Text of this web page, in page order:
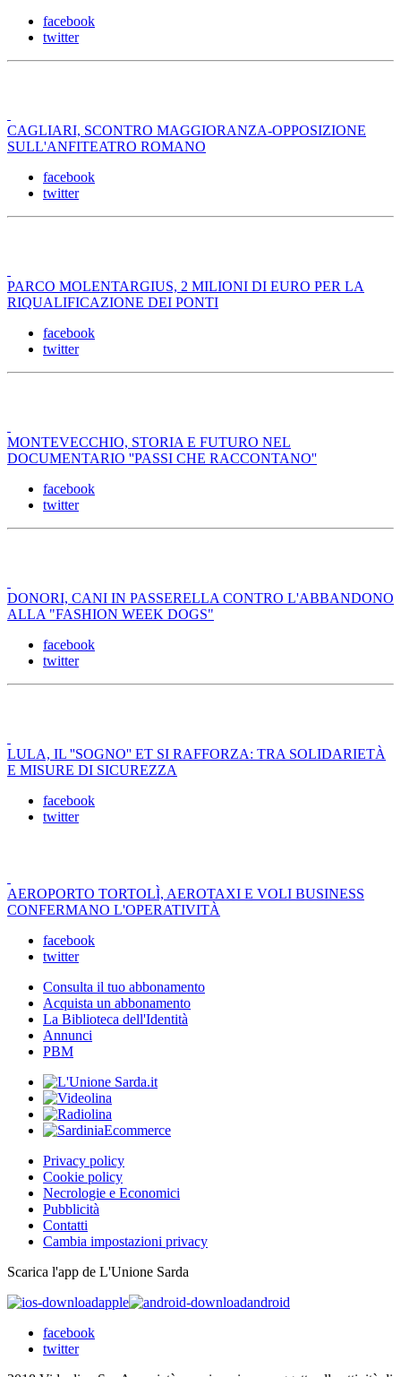
facebook
twitter
CAGLIARI, SCONTRO MAGGIORANZA-OPPOSIZIONE
SULL'ANFITEATRO ROMANO
facebook
twitter
PARCO MOLENTARGIUS, 2 MILIONI DI EURO PER LA
RIQUALIFICAZIONE DEI PONTI
facebook
twitter
MONTEVECCHIO, STORIA E FUTURO NEL
DOCUMENTARIO ''PASSI CHE RACCONTANO''
facebook
twitter
DONORI, CANI IN PASSERELLA CONTRO L'ABBANDONO
ALLA "FASHION WEEK DOGS"
facebook
twitter
LULA, IL ''SOGNO'' ET SI RAFFORZA: TRA SOLIDARIETÀ
E MISURE DI SICUREZZA
facebook
twitter
AEROPORTO TORTOLÌ, AEROTAXI E VOLI BUSINESS
CONFERMANO L'OPERATIVITÀ
facebook
twitter
Consulta il tuo abbonamento
Acquista un abbonamento
La Biblioteca dell'Identità
Annunci
PBM
Privacy policy
Cookie policy
Necrologie e Economici
Pubblicità
Contatti
Cambia impostazioni privacy
Scarica l'app de L'Unione Sarda
apple
android
facebook
twitter